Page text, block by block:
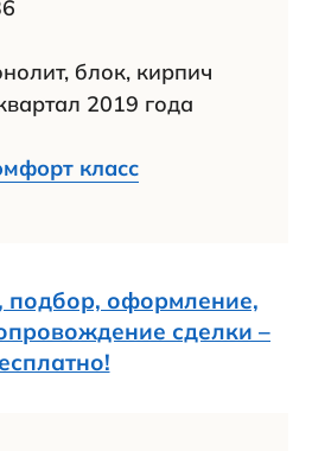
блок, кирпич
2019 года
класс
подбор, оформление,
сделки –